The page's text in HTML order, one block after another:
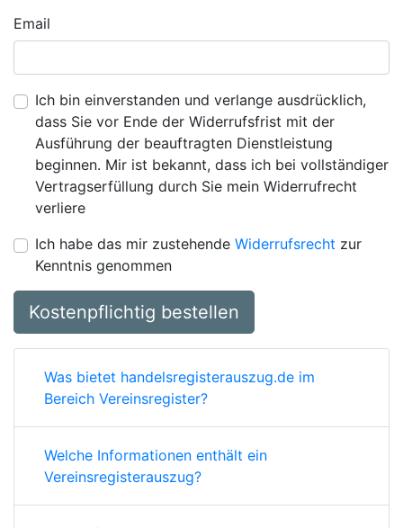
Email
Ich bin einverstanden und verlange ausdrücklich,
dass Sie vor Ende der Widerrufsfrist mit der
Ausführung der beauftragten Dienstleistung
beginnen. Mir ist bekannt, dass ich bei vollständiger
Vertragserfüllung durch Sie mein Widerrufrecht
verliere
Ich habe das mir zustehende Widerrufsrecht zur
Kenntnis genommen
Kostenpflichtig bestellen
Was bietet handelsregisterauszug.de im
Bereich Vereinsregister?
Welche Informationen enthält ein
Vereinsregisterauszug?